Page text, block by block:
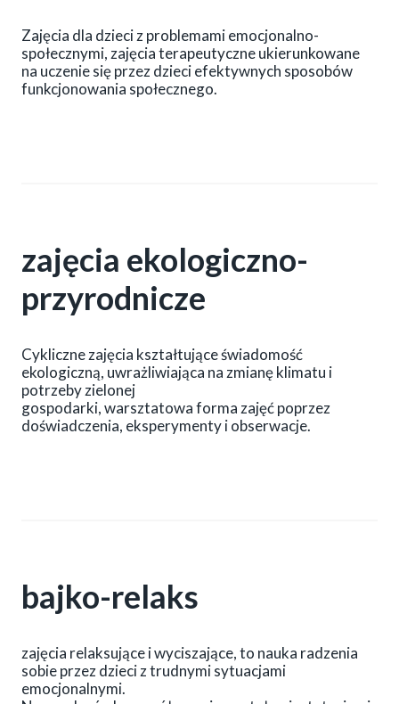
Zajęcia dla dzieci z problemami emocjonalno-
społecznymi, zajęcia terapeutyczne ukierunkowane
na uczenie się przez dzieci efektywnych sposobów
funkcjonowania społecznego.
zajęcia ekologiczno-
przyrodnicze
Cykliczne zajęcia kształtujące świadomość
ekologiczną, uwrażliwiająca na zmianę klimatu i
potrzeby zielonej
gospodarki, warsztatowa forma zajęć poprzez
doświadczenia, eksperymenty i obserwacje.
bajko-relaks
zajęcia relaksujące i wyciszające, to nauka radzenia
sobie przez dzieci z trudnymi sytuacjami
emocjonalnymi.